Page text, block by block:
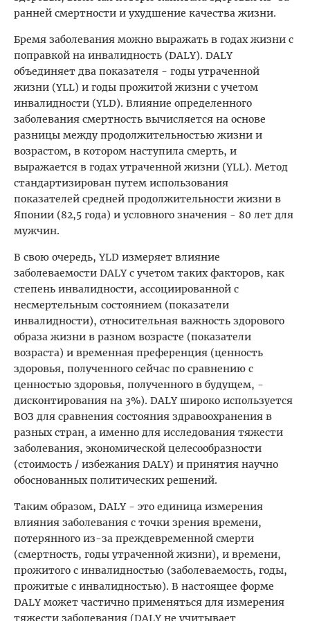
ранней смертности и ухудшение качества жизни.
Бремя заболевания можно выражать в годах жизни с
поправкой на инвалидность (DALY). DALY
объединяет два показателя - годы утраченной
жизни (YLL) и годы прожитой жизни с учетом
инвалидности (YLD). Влияние определенного
заболевания смертность вычисляется на основе
разницы между продолжительностью жизни и
возрастом, в котором наступила смерть, и
выражается в годах утраченной жизни (YLL). Метод
стандартизирован путем использования
показателей средней продолжительности жизни в
Японии (82,5 года) и условного значения - 80 лет для
мужчин.
В свою очередь, YLD измеряет влияние
заболеваемости DALY с учетом таких факторов, как
степень инвалидности, ассоциированной с
несмертельным состоянием (показатели
инвалидности), относительная важность здорового
образа жизни в разном возрасте (показатели
возраста) и временная преференция (ценность
здоровья, полученного сейчас по сравнению с
ценностью здоровья, полученного в будущем, -
дисконтирования на 3%). DALY широко используется
ВОЗ для сравнения состояния здравоохранения в
разных стран, а именно для исследования тяжести
заболевания, экономической целесообразности
(стоимость / избежания DALY) и принятия научно
обоснованных политических решений.
Таким образом, DALY - это единица измерения
влияния заболевания с точки зрения времени,
потерянного из-за преждевременной смерти
(смертность, годы утраченной жизни), и времени,
прожитого с инвалидностью (заболеваемость, годы,
прожитые с инвалидностью). В настоящее форме
DALY может частично применяться для измерения
тяжести заболевания (DALY не учитывает